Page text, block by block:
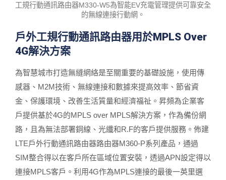
工規行動通訊路由器M330-W5為智能EV充電管理提供可靠安全
的無線連接行動網。
戶外工規行動通訊路由器用於MPLS Over
4G解決方案
為智慧城市打造無縫網絡是至關重要的基礎設施，使用傳
感器、M2M技術、無線連接和數據來提高效率、節省資
金、保護環境、改善生活質量和經濟福祉。昇頻為企業客
戶提供基於4G的MPLS over MPLS解決方案，作為備份網
路，且為無法部署銅線、光纖和R.F的客戶提供服務。佈建
LTE戶外行動通訊路由器路由器M360-P系列產品，通過
SIM整合得以在客戶所在區域位置安裝，透過APN設定得以
連接MPLS客戶。利用4G作為MPLS連接的最後一英里選